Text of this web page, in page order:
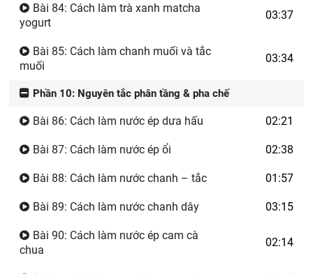
Bài 84: Cách làm trà xanh matcha
yogurt
03:37
Bài 85: Cách làm chanh muối và tắc
muối
03:34
Phần 10: Nguyên tắc phân tầng & pha chế
Bài 86: Cách làm nước ép dưa hấu 02:21
Bài 87: Cách làm nước ép ổi 02:38
Bài 88: Cách làm nước chanh – tắc 01:57
Bài 89: Cách làm nước chanh dây 03:15
Bài 90: Cách làm nước ép cam cà
chua
02:14